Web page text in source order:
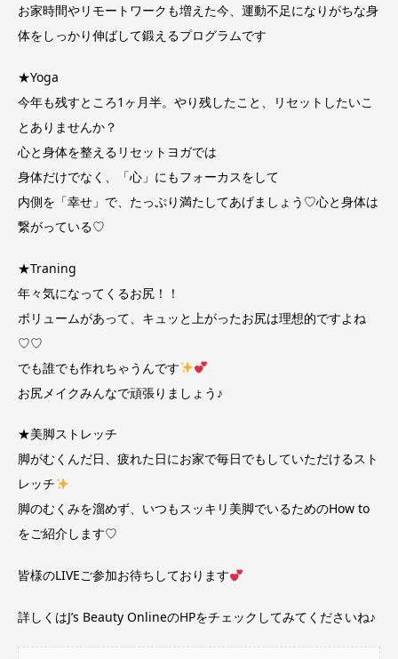
お家時間やリモートワークも増えた今、運動不足になりがちな身
体をしっかり伸ばして鍛えるプログラムです
★Yoga
今年も残すところ1ヶ月半。やり残したこと、リセットしたいこ
とありませんか？
心と身体を整えるリセットヨガでは
身体だけでなく、「心」にもフォーカスをして
内側を「幸せ」で、たっぷり満たしてあげましょう♡心と身体は
繋がっている♡
★Traning
年々気になってくるお尻！！
ボリュームがあって、キュッと上がったお尻は理想的ですよね
♡♡
でも誰でも作れちゃうんです
お尻メイクみんなで頑張りましょう♪
★美脚ストレッチ
脚がむくんだ日、疲れた日にお家で毎日でもしていただけるスト
レッチ
脚のむくみを溜めず、いつもスッキリ美脚でいるためのHow to
をご紹介します♡
皆様のLIVEご参加お待ちしております
詳しくはJ’s Beauty OnlineのHPをチェックしてみてくださいね♪